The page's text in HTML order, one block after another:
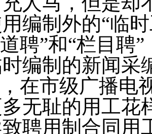
编制外的“临
聘”和“栏目聘
编制的新闻采
在市级广播电
无耻的用工花
聘用制合同用